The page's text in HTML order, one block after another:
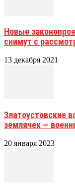
Новые
снимут с
13 декабря 2021
Златоустовские
землячек —
20 января 2023